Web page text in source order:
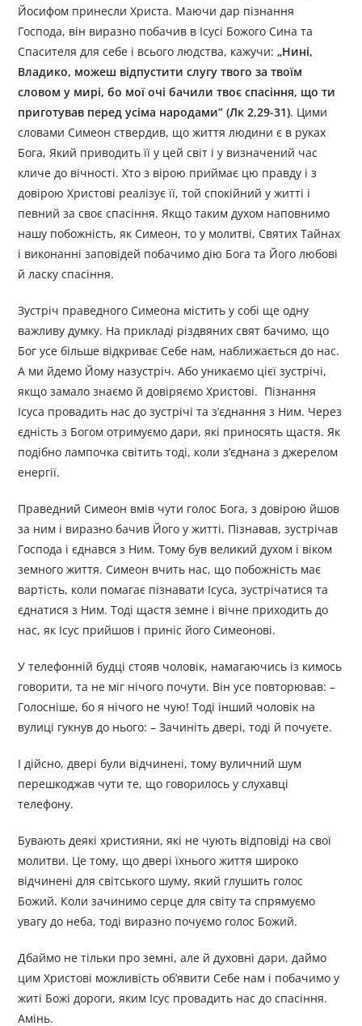
Йосифом принесли Христа. Маючи дар пізнання
Господа, він виразно побачив в Ісусі Божого Сина та
Спасителя для себе і всього людства, кажучи: „Нині,
Владико, можеш відпустити слугу твого за твоїм
словом у мирі, бо мої очі бачили твоє спасіння, що ти
приготував перед усіма народами” (Лк 2,29-31). Цими
словами Симеон ствердив, що життя людини є в руках
Бога, Який приводить її у цей світ і у визначений час
кличе до вічності. Хто з вірою приймає цю правду і з
довірою Христові реалізує її, той спокійний у житті і
певний за своє спасіння. Якщо таким духом наповнимо
нашу побожність, як Симеон, то у молитві, Святих Тайнах
і виконанні заповідей побачимо дію Бога та Його любові
й ласку спасіння.
Зустріч праведного Симеона містить у собі ще одну
важливу думку. На прикладі різдвяних свят бачимо, що
Бог усе більше відкриває Себе нам, наближається до нас.
А ми йдемо Йому назустріч. Або уникаємо цієї зустрічі,
якщо замало знаємо й довіряємо Христові. Пізнання
Ісуса провадить нас до зустрічі та з’єднання з Ним. Через
єдність з Богом отримуємо дари, які приносять щастя. Як
подібно лампочка світить тоді, коли з’єднана з джерелом
енергії.
Праведний Симеон вмів чути голос Бога, з довірою йшов
за ним і виразно бачив Його у житті. Пізнавав, зустрічав
Господа і єднався з Ним. Тому був великий духом і віком
земного життя. Симеон вчить нас, що побожність має
вартість, коли помагає пізнавати Ісуса, зустрічатися та
єднатися з Ним. Тоді щастя земне і вічне приходить до
нас, як Ісус прийшов і приніс його Симеонові.
У телефонній будці стояв чоловік, намагаючись із кимось
говорити, та не міг нічого почути. Він усе повторював: –
Голосніше, бо я нічого не чую! Тоді інший чоловік на
вулиці гукнув до нього: – Зачиніть двері, тоді й почуєте.
І дійсно, двері були відчинені, тому вуличний шум
перешкоджав чути те, що говорилось у слухавці
телефону.
Бувають деякі християни, які не чують відповіді на свої
молитви. Це тому, що двері їхнього життя широко
відчинені для світського шуму, який глушить голос
Божий. Коли зачинимо серце для світу та спрямуємо
увагу до неба, тоді виразно почуємо голос Божий.
Дбаймо не тільки про земні, але й духовні дари, даймо
цим Христові можливість об’явити Себе нам і побачимо у
житі Божі дороги, яким Ісус провадить нас до спасіння.
Амінь.